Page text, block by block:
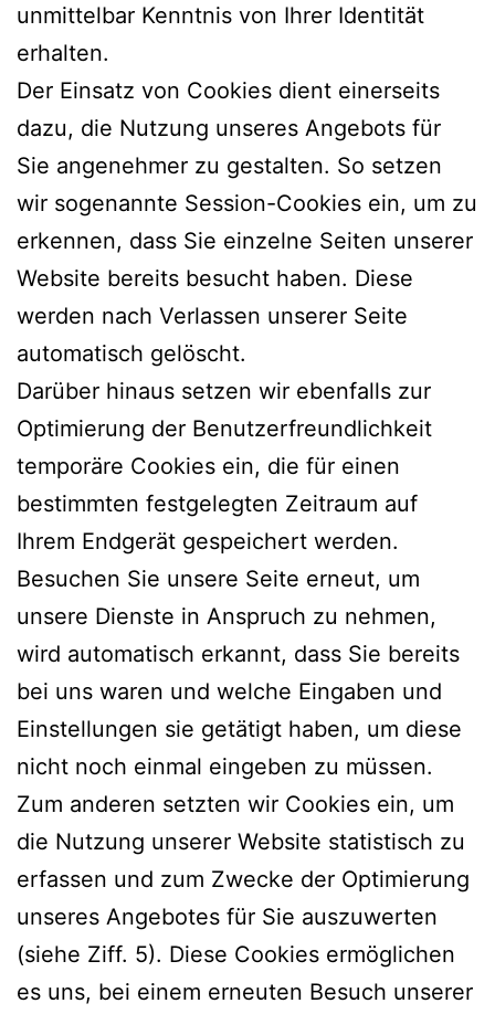
unmittelbar Kenntnis von Ihrer Identität
erhalten.
Der Einsatz von Cookies dient einerseits
dazu, die Nutzung unseres Angebots für
Sie angenehmer zu gestalten. So setzen
wir sogenannte Session-Cookies ein, um zu
erkennen, dass Sie einzelne Seiten unserer
Website bereits besucht haben. Diese
werden nach Verlassen unserer Seite
automatisch gelöscht.
Darüber hinaus setzen wir ebenfalls zur
Optimierung der Benutzerfreundlichkeit
temporäre Cookies ein, die für einen
bestimmten festgelegten Zeitraum auf
Ihrem Endgerät gespeichert werden.
Besuchen Sie unsere Seite erneut, um
unsere Dienste in Anspruch zu nehmen,
wird automatisch erkannt, dass Sie bereits
bei uns waren und welche Eingaben und
Einstellungen sie getätigt haben, um diese
nicht noch einmal eingeben zu müssen.
Zum anderen setzten wir Cookies ein, um
die Nutzung unserer Website statistisch zu
erfassen und zum Zwecke der Optimierung
unseres Angebotes für Sie auszuwerten
(siehe Ziff. 5). Diese Cookies ermöglichen
es uns, bei einem erneuten Besuch unserer